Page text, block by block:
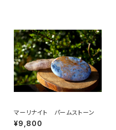
マーリナイト パームストーン
¥9,800